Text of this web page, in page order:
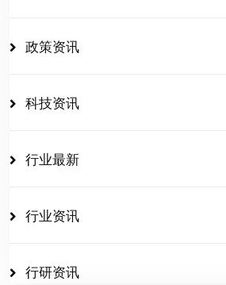
政策资讯
科技资讯
行业最新
行业资讯
行研资讯